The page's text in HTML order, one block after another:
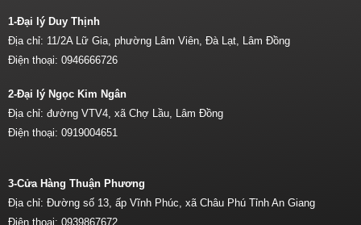
1-Đại lý Duy Thịnh
Địa chỉ: 11/2A Lữ Gia, phường Lâm Viên, Đà Lạt, Lâm Đồng
Điện thoại: 0946666726
2-Đại lý Ngọc Kim Ngân
Địa chỉ: đường VTV4, xã Chợ Lầu, Lâm Đồng
Điện thoại: 0919004651
3-Cửa Hàng Thuận Phương
Địa chỉ: Đường số 13, ấp Vĩnh Phúc, xã Châu Phú Tỉnh An Giang
Điện thoại: 0939867672